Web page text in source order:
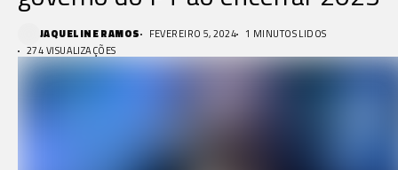
JAQUELINE RAMOS FEVEREIRO 5, 2024
1 MINUTOS LIDOS
274 VISUALIZAÇÕES